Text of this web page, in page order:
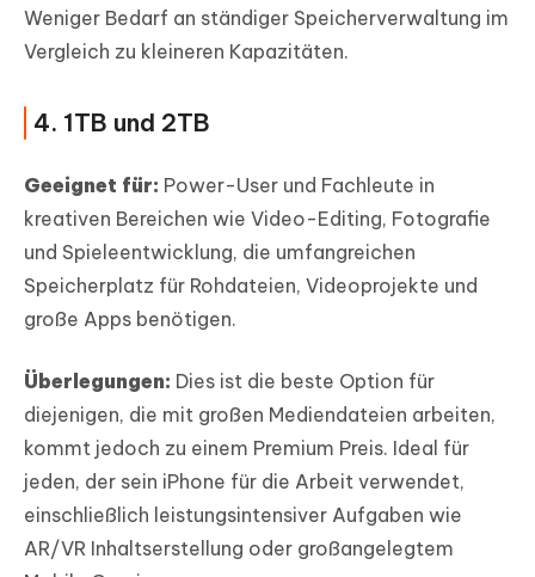
Weniger Bedarf an ständiger Speicherverwaltung im
Vergleich zu kleineren Kapazitäten.
4. 1TB und 2TB
Geeignet für: Power-User und Fachleute in
kreativen Bereichen wie Video-Editing, Fotografie
und Spieleentwicklung, die umfangreichen
Speicherplatz für Rohdateien, Videoprojekte und
große Apps benötigen.
Überlegungen: Dies ist die beste Option für
diejenigen, die mit großen Mediendateien arbeiten,
kommt jedoch zu einem Premium Preis. Ideal für
jeden, der sein iPhone für die Arbeit verwendet,
einschließlich leistungsintensiver Aufgaben wie
AR/VR Inhaltserstellung oder großangelegtem